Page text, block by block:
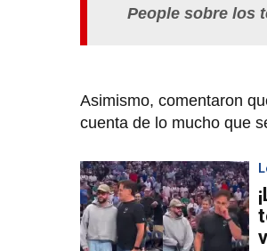
People sobre los
Asimismo, comentaron
cuenta de lo mucho que